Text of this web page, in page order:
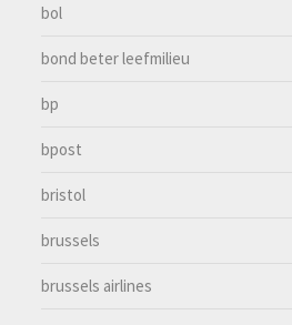
bol
bond beter leefmilieu
bp
bpost
bristol
brussels
brussels airlines